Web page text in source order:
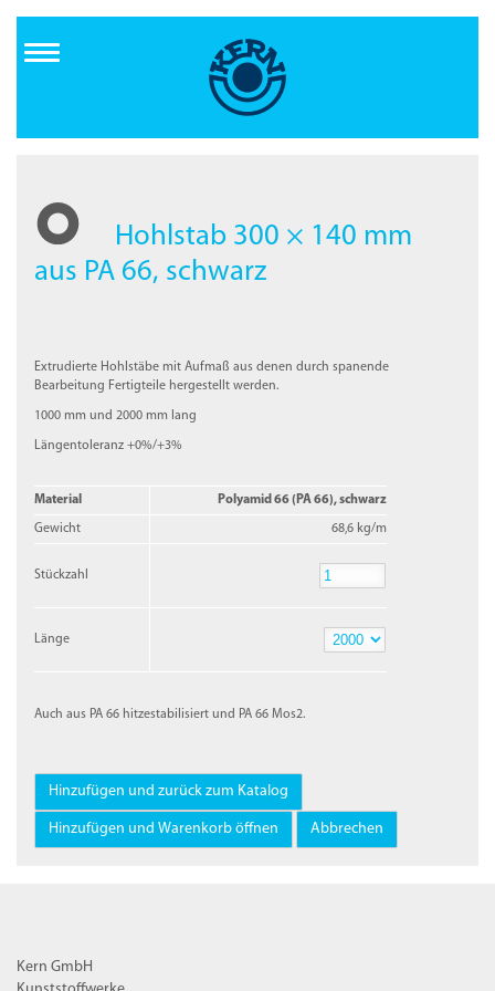
Inhalt
Hohlstab 300 × 140 mm
aus PA 66, schwarz
Extrudierte Hohlstäbe mit Aufmaß aus denen durch spanende
Bearbeitung Fertigteile hergestellt werden.
1000 mm und 2000 mm lang
Längentoleranz +0%/+3%
Material Polyamid 66 (PA 66), schwarz
Gewicht 68,6 kg/m
Stückzahl
Länge
Auch aus PA 66 hitzestabilisiert und PA 66 Mos2.
Kern GmbH